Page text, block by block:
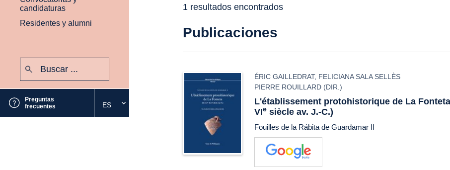
candidaturas
Residentes y alumni
Preguntas
frecuentes
Seleccione
el
ES
1 resultados encontrados
Publicaciones
ÉRIC GAILLEDRAT, FELICIANA SALA SELLÈS
PIERRE ROUILLARD (DIR.)
L'établissement protohistorique de La
VIe siècle av. J.-C.)
Fouilles de la Rábita de Guardamar II